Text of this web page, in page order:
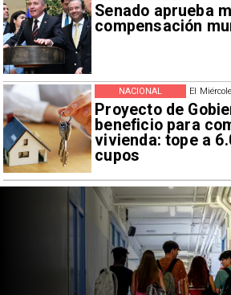
Senado aprueba
compensación
El
Proyecto de
beneficio para
vivienda: tope a
cupos
NACIONAL